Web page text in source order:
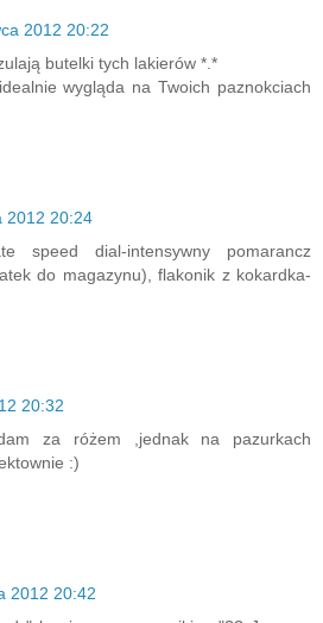
2012 20:22
butelki tych lakierów *.*
wygląda na Twoich paznokciach
2012 20:24
speed dial-intensywny pomarancz
do magazynu), flakonik z kokardka-
20:32
za różem ,jednak na pazurkach
:)
2012 20:42